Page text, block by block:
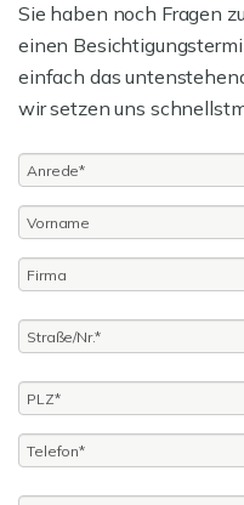
Sie haben noch Fragen
einen
einfach das
wir setzen uns